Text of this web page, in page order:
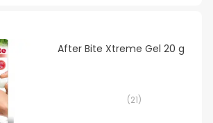
After Bite Xtreme Gel 20 g
(21)